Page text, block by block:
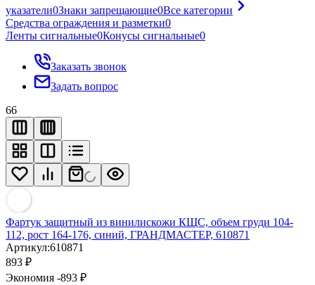
указатели0Знаки запрещающие0Все категории
Средства ограждения и разметки0
Ленты сигнальные0Конусы сигнальные0
Заказать звонок
Задать вопрос
66
Фартук защитный из винилискожи КЩС, объем груди 104-
112, рост 164-176, синий, ГРАНДМАСТЕР, 610871
Артикул:610871
893 ₽
Экономия -893 ₽